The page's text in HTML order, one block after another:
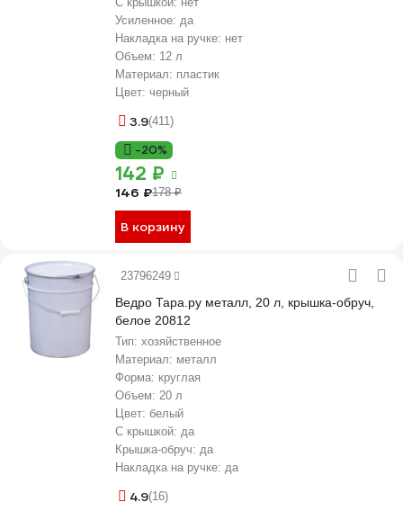
Усиленное: да
Накладка на ручке: нет
Объем: 12 л
Материал: пластик
Цвет: черный
3.9(411)
-20%
142 ₽
146 ₽178 ₽
В корзину
23796249
Ведро Тара.ру металл, 20 л, крышка-обруч,
белое 20812
Тип: хозяйственное
Материал: металл
Форма: круглая
Объем: 20 л
Цвет: белый
С крышкой: да
Крышка-обруч: да
Накладка на ручке: да
4.9(16)